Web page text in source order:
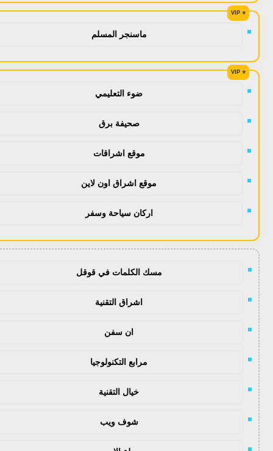
ماسنجر المسلم
ضوء التعليمي
صحيفة برق
موقع اشراقات
موقع اشراق اون لاين
اركان سياحة وسفر
مسك الكلمات في قوقل
اشراق التقنية
ان سفن
مرابع التكنولوجيا
خيال التقنية
شوف ويب